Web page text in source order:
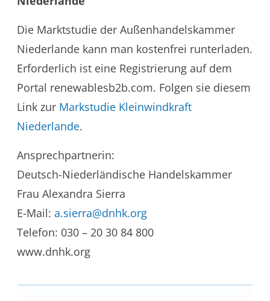
Die Marktstudie der Außenhandelskammer
Niederlande kann man kostenfrei runterladen.
Erforderlich ist eine Registrierung auf dem
Portal renewablesb2b.com. Folgen sie diesem
Link zur Markstudie Kleinwindkraft
Niederlande.
Ansprechpartnerin:
Deutsch-Niederländische Handelskammer
Frau Alexandra Sierra
E-Mail: a.sierra@dnhk.org
Telefon: 030 – 20 30 84 800
www.dnhk.org